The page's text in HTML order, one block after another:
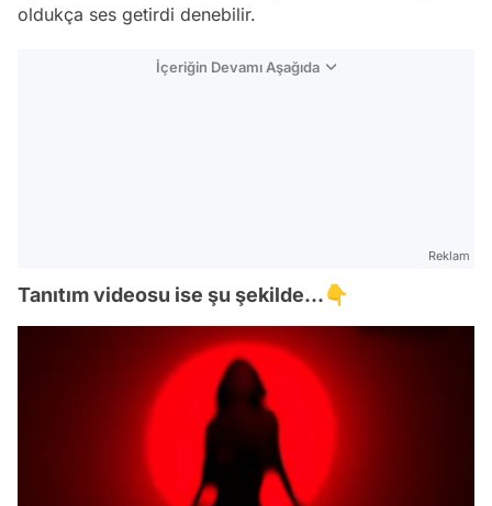
oldukça ses getirdi denebilir.
İçeriğin Devamı Aşağıda
Reklam
Tanıtım videosu ise şu şekilde...👇